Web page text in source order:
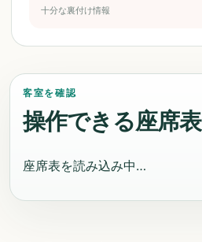
十分な裏付け情報
客室を確認
操作できる座席表
座席表を読み込み中…